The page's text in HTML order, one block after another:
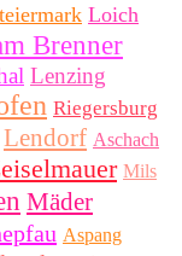
Loich
Brenner
Lenzing
Riegersburg
Lendorf Aschach
Mils
Mäder
Aspang